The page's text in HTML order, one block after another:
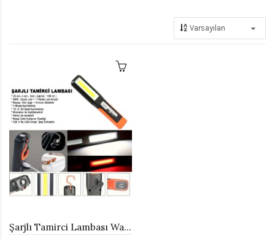
Şarjlı Tamirci Lambası Watton Wt-297